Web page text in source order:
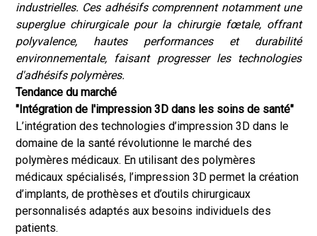
industrielles. Ces adhésifs comprennent notamment une
superglue chirurgicale pour la chirurgie fœtale, offrant
polyvalence, hautes performances et durabilité
environnementale, faisant progresser les technologies
d'adhésifs polymères.
Tendance du marché
"Intégration de l'impression 3D dans les soins de santé"
L’intégration des technologies d’impression 3D dans le
domaine de la santé révolutionne le marché des
polymères médicaux. En utilisant des polymères
médicaux spécialisés, l’impression 3D permet la création
d’implants, de prothèses et d’outils chirurgicaux
personnalisés adaptés aux besoins individuels des
patients.